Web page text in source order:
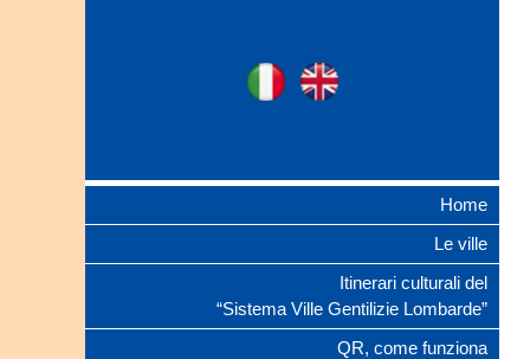
Ville Gentilizie
Ita
Home
Le ville
Itinerari culturali del
“Sistema Ville Gentilizie Lombarde”
QR, come funziona